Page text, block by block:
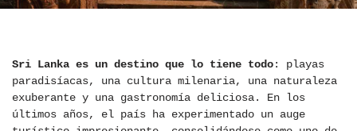
Sri Lanka es un destino que lo tiene todo: playas
paradisíacas, una cultura milenaria, una naturaleza
exuberante y una gastronomía deliciosa. En los
últimos años, el país ha experimentado un auge